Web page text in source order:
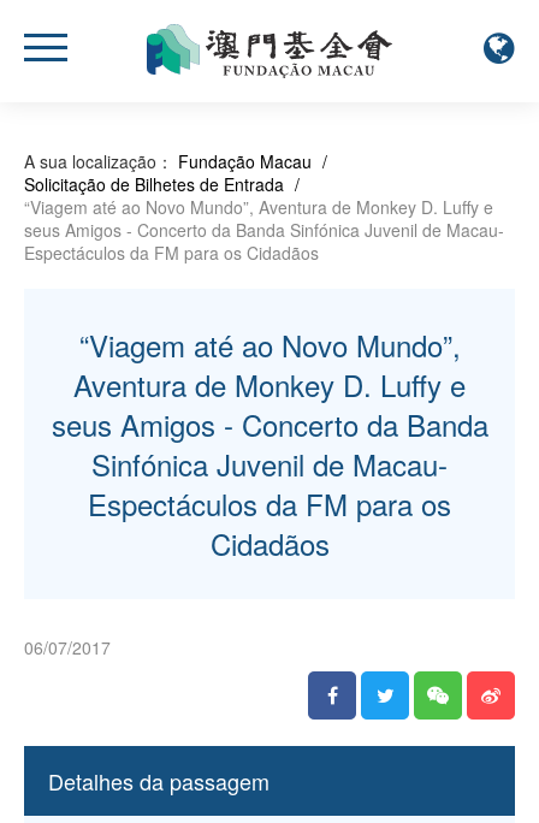
A sua localização： Fundação Macau /
Solicitação de Bilhetes de Entrada /
“Viagem até ao Novo Mundo”, Aventura de Monkey D. Luffy e
seus Amigos - Concerto da Banda Sinfónica Juvenil de Macau-
Espectáculos da FM para os Cidadãos
“Viagem até ao Novo Mundo”,
Aventura de Monkey D. Luffy e
seus Amigos - Concerto da Banda
Sinfónica Juvenil de Macau-
Espectáculos da FM para os
Cidadãos
06/07/2017
Detalhes da passagem